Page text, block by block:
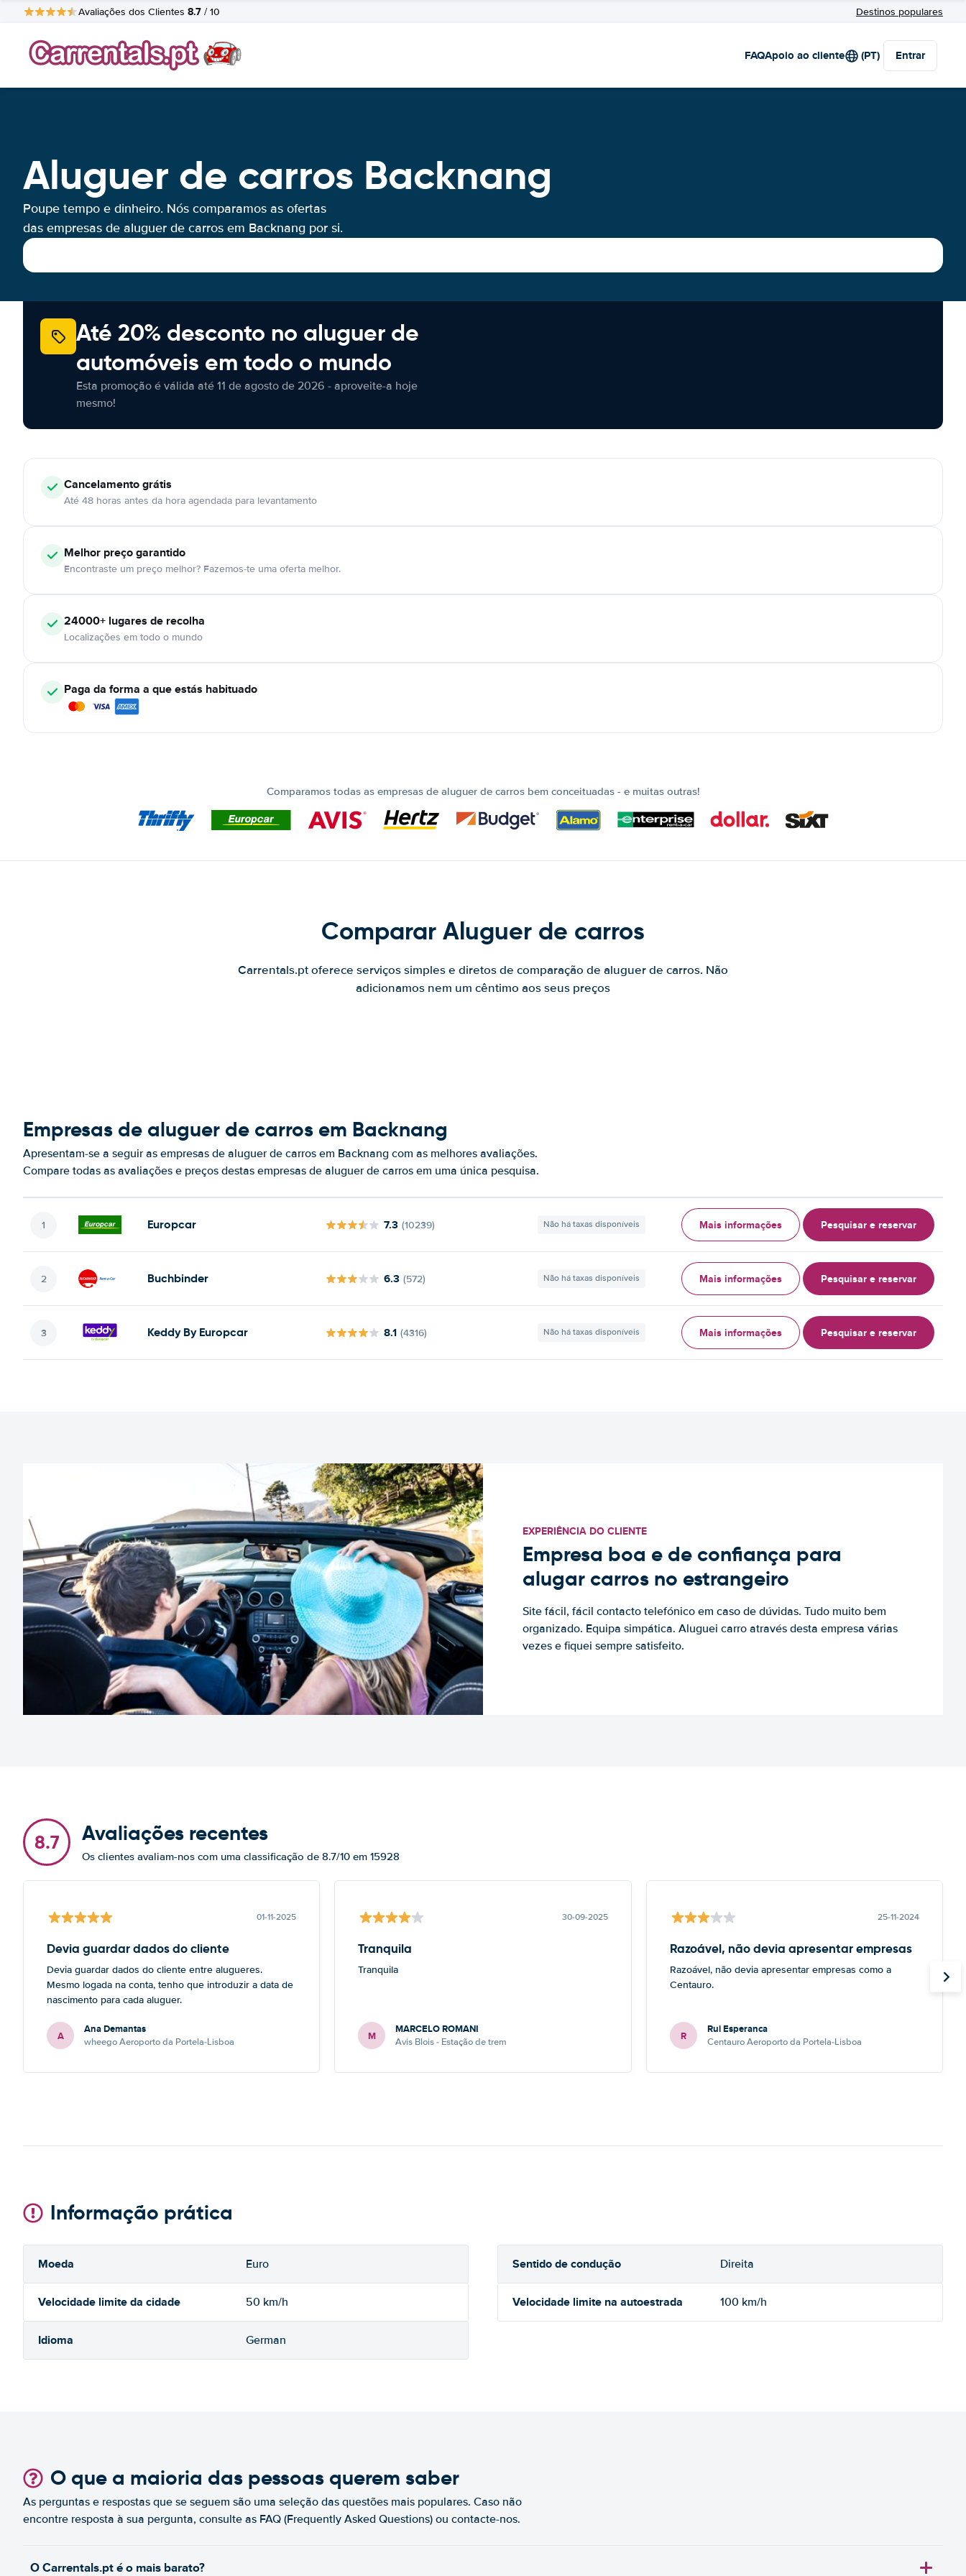
Avaliações dos Clientes 8.7 / 10 Destinos populares
FAQApoio ao cliente (PT) Entrar
Aluguer de carros Backnang
Poupe tempo e dinheiro. Nós comparamos as ofertas
das empresas de aluguer de carros em Backnang por si.
Até 20% desconto no aluguer de
automóveis em todo o mundo
Esta promoção é válida até 11 de agosto de 2026 - aproveite-a hoje
mesmo!
Cancelamentográtis
Até 48 horas antes da hora agendada para levantamento
Melhor preço garantido
Encontraste um preço melhor? Fazemos-te uma oferta melhor.
24000+ lugares de recolha
Localizações em todo o mundo
Paga da forma a que estás habituado
Comparamos todas as empresas de aluguer de carros bem conceituadas - e muitas outras!
Comparar Aluguer de carros
Carrentals.pt oferece serviços simples e diretos de comparação de aluguer de carros. Não
adicionamos nem um cêntimo aos seus preços
Empresas de aluguer de carros em Backnang
Apresentam-se a seguir as empresas de aluguer de carros em Backnang com as melhores avaliações.
Compare todas as avaliações e preços destas empresas de aluguer de carros em uma única pesquisa.
Europcar 7.3 (10239) Não há taxas disponíveis Mais informações Pesquisar e reservar
Buchbinder 6.3 (572) Não há taxas disponíveis Mais informações Pesquisar e reservar
Keddy By Europcar 8.1 (4316) Não há taxas disponíveis Mais informações Pesquisar e reservar
EXPERIÊNCIA DO CLIENTE
Empresa boa e de confiança para
alugar carros no estrangeiro
Site fácil, fácil contacto telefónico em caso de dúvidas. Tudo muito bem
organizado. Equipa simpática. Aluguei carro através desta empresa várias
vezes e fiquei sempre satisfeito.
8.7 Avaliações recentes
Os clientes avaliam-nos com uma classificação de 8.7/10 em 15928
01-11-2025
Devia guardar dados do cliente
Devia guardar dados do cliente entre alugueres.
Mesmo logada na conta, tenho que introduzir a data de
nascimento para cada aluguer.
A Ana Demantas
wheego Aeroporto da Portela-Lisboa
30-09-2025
Tranquila
Tranquila
M MARCELO ROMANI
Avis Blois - Estação de trem
25-11-2024
Razoável, não devia apresentar empresas
Razoável, não devia apresentar empresas como a
Centauro.
R Rui Esperanca
Centauro Aeroporto da Portela-Lisboa
Informação prática
Moeda Euro Sentido de condução Direita
Velocidade limite da cidade 50 km/h Velocidade limite na autoestrada 100 km/h
Idioma German
O que a maioria das pessoas querem saber
As perguntas e respostas que se seguem são uma seleção das questões mais populares. Caso não
encontre resposta à sua pergunta, consulte as FAQ (Frequently Asked Questions) ou contacte-nos.
O Carrentals.pt é o mais barato?